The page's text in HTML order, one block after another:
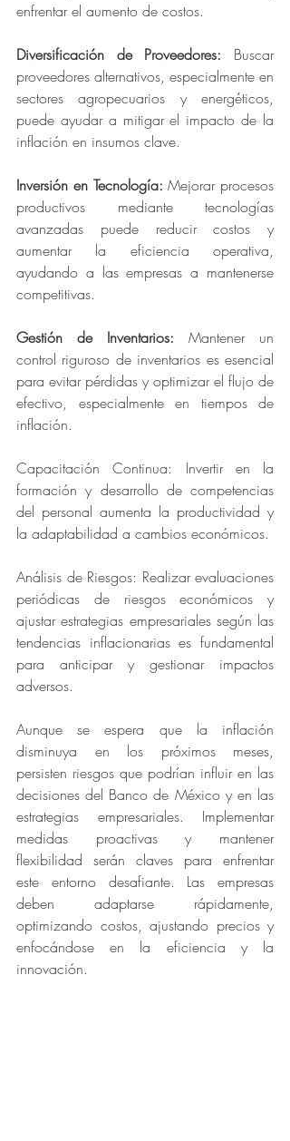
enfrentar el aumento de costos.
Diversificación de Proveedores: Buscar
proveedores alternativos, especialmente en
sectores agropecuarios y energéticos,
puede ayudar a mitigar el impacto de la
inflación en insumos clave.
Inversión en Tecnología: Mejorar procesos
productivos mediante tecnologías
avanzadas puede reducir costos y
aumentar la eficiencia operativa,
ayudando a las empresas a mantenerse
competitivas.
Gestión de Inventarios: Mantener un
control riguroso de inventarios es esencial
para evitar pérdidas y optimizar el flujo de
efectivo, especialmente en tiempos de
inflación.
Capacitación Continua: Invertir en la
formación y desarrollo de competencias
del personal aumenta la productividad y
la adaptabilidad a cambios económicos.
Análisis de Riesgos: Realizar evaluaciones
periódicas de riesgos económicos y
ajustar estrategias empresariales según las
tendencias inflacionarias es fundamental
para anticipar y gestionar impactos
adversos.
Aunque se espera que la inflación
disminuya en los próximos meses,
persisten riesgos que podrían influir en las
decisiones del Banco de México y en las
estrategias empresariales. Implementar
medidas proactivas y mantener
flexibilidad serán claves para enfrentar
este entorno desafiante. Las empresas
deben adaptarse rápidamente,
optimizando costos, ajustando precios y
enfocándose en la eficiencia y la
innovación.